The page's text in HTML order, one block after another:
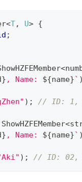
<T, U> {
;
<
} , Name: ${name}` )
) ; // ID: 1,
ShowHZFEMember<
} , Name: ${name}` )
) ; // ID: 02,